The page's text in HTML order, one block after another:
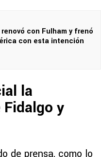
con Fulham y frenó
con esta intención
la
y
de prensa, como lo